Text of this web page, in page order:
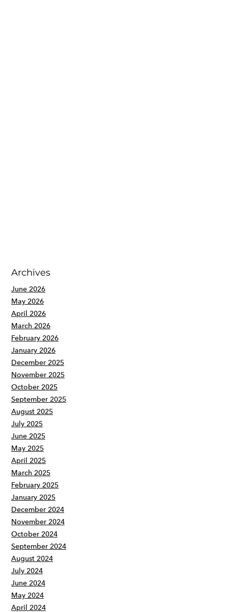
Archives
June 2026
May 2026
April 2026
March 2026
February 2026
January 2026
December 2025
November 2025
October 2025
September 2025
August 2025
July 2025
June 2025
May 2025
April 2025
March 2025
February 2025
January 2025
December 2024
November 2024
October 2024
September 2024
August 2024
July 2024
June 2024
May 2024
April 2024